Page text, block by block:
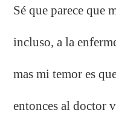
Sé que parece que
incluso, a la
mas mi temor es
entonces al doctor